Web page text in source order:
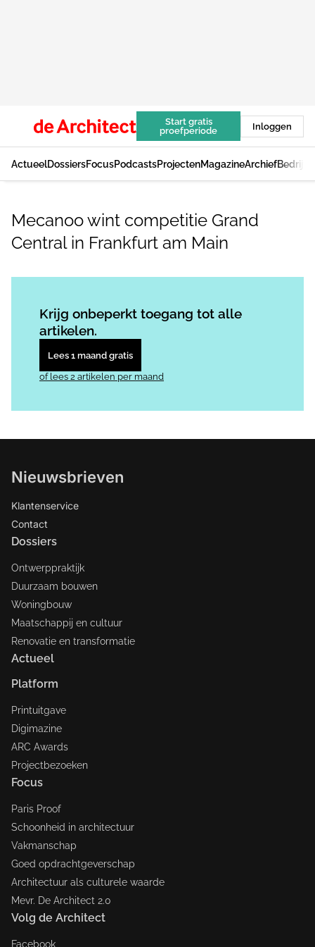
Start gratis
proefperiode
Inloggen
ActueelDossiersFocusPodcastsProjectenMagazineArchief
Mecanoo wint competitie Grand
Central in Frankfurt am Main
Krijg onbeperkt toegang tot alle
artikelen.
Lees 1 maand gratis
of lees 2 artikelen per maand
Nieuwsbrieven
Klantenservice
Contact
Dossiers
Ontwerppraktijk
Duurzaam bouwen
Woningbouw
Maatschappij en cultuur
Renovatie en transformatie
Actueel
Platform
Printuitgave
Digimazine
ARC Awards
Projectbezoeken
Focus
Paris Proof
Schoonheid in architectuur
Vakmanschap
Goed opdrachtgeverschap
Architectuur als culturele waarde
Mevr. De Architect 2.0
Volg de Architect
Facebook